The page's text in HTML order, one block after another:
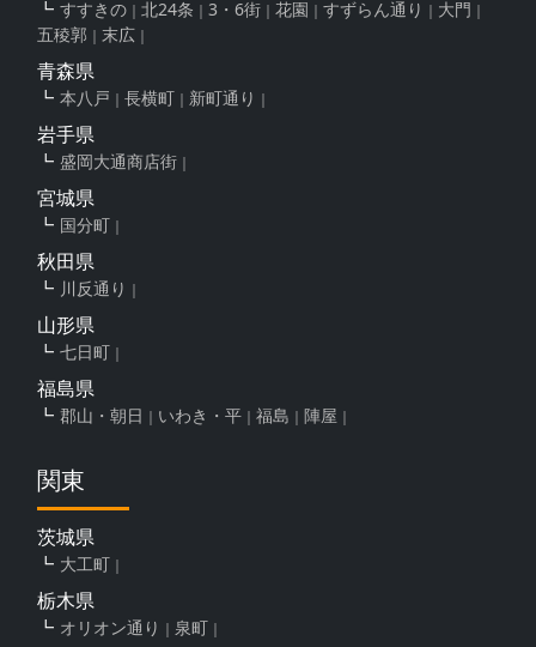
すすきの 北24条 3・6街 花園 すずらん通り
大門
五稜郭
末広
青森県
本八戸 長横町 新町通り
岩手県
盛岡大通商店街
宮城県
国分町
秋田県
川反通り
山形県
七日町
福島県
郡山・朝日 いわき・平 福島 陣屋
関東
茨城県
大工町
栃木県
オリオン通り 泉町